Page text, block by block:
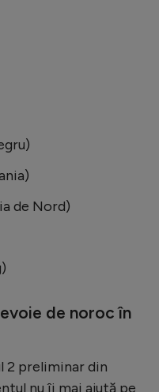
de Nord)
de noroc în
2 preliminar din
nu îi mai ajută pe